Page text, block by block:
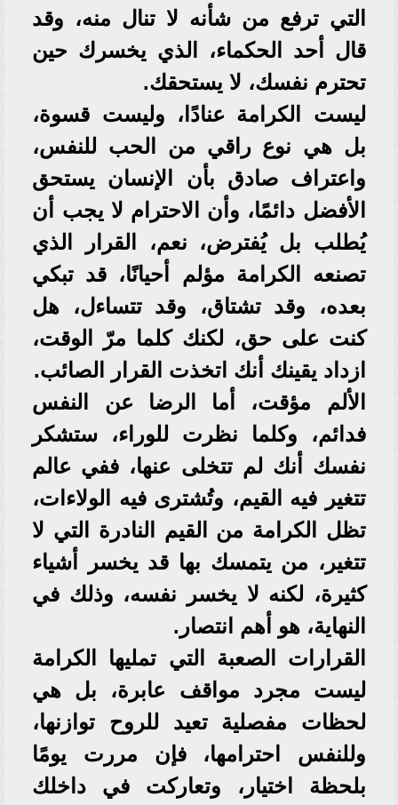
التي ترفع من شأنه لا تنال منه، وقد
قال أحد الحكماء، الذي يخسرك حين
تحترم نفسك، لا يستحقك.
ليست الكرامة عنادًا، وليست قسوة،
بل هي نوع راقي من الحب للنفس،
واعتراف صادق بأن الإنسان يستحق
الأفضل دائمًا، وأن الاحترام لا يجب أن
يُطلب بل يُفترض، نعم، القرار الذي
تصنعه الكرامة مؤلم أحيانًا، قد تبكي
بعده، وقد تشتاق، وقد تتساءل، هل
كنت على حق، لكنك كلما مرّ الوقت،
ازداد يقينك أنك اتخذت القرار الصائب.
الألم مؤقت، أما الرضا عن النفس
فدائم، وكلما نظرت للوراء، ستشكر
نفسك أنك لم تتخلى عنها، ففي عالم
تتغير فيه القيم، وتُشترى فيه الولاءات،
تظل الكرامة من القيم النادرة التي لا
تتغير، من يتمسك بها قد يخسر أشياء
كثيرة، لكنه لا يخسر نفسه، وذلك في
النهاية، هو أهم انتصار.
القرارات الصعبة التي تمليها الكرامة
ليست مجرد مواقف عابرة، بل هي
لحظات مفصلية تعيد للروح توازنها،
وللنفس احترامها، فإن مررت يومًا
بلحظة اختيار، وتعاركت في داخلك